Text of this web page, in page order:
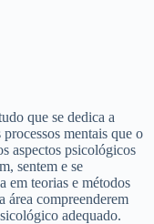
que se dedica a
mentais que o
aspectos psicológicos
sentem e se
em teorias e métodos
área compreenderem
adequado.